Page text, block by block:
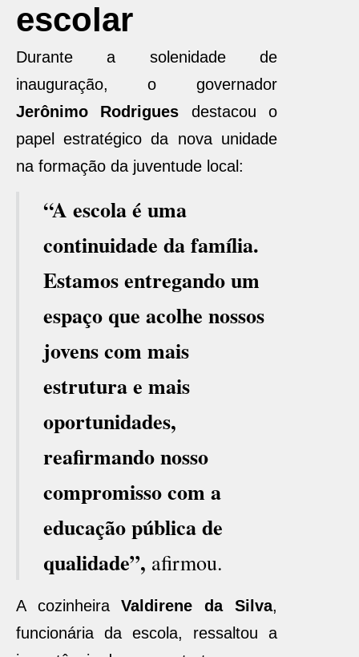
escolar
Durante a solenidade de
inauguração, o governador
Jerônimo Rodrigues destacou o
papel estratégico da nova unidade
na formação da juventude local:
“A escola é uma
continuidade da família.
Estamos entregando um
espaço que acolhe nossos
jovens com mais
estrutura e mais
oportunidades,
reafirmando nosso
compromisso com a
educação pública de
qualidade”, afirmou.
A cozinheiraValdirene da Silva,
funcionária da escola, ressaltou a